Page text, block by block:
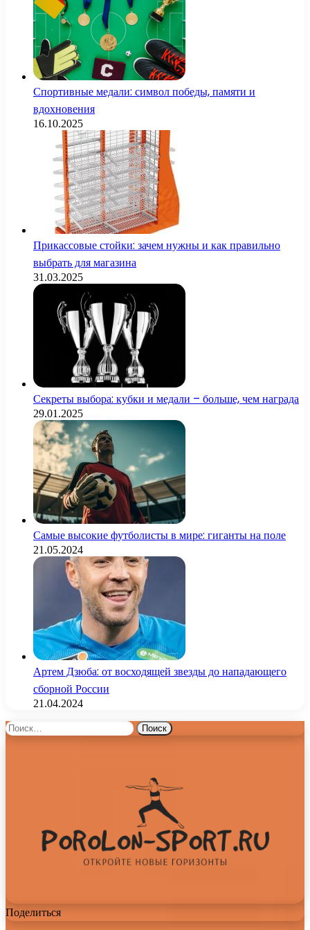
Спортивные медали: символ победы, памяти и
вдохновения
16.10.2025
Прикассовые стойки: зачем нужны и как правильно
выбрать для магазина
31.03.2025
Секреты выбора: кубки и медали – больше, чем награда
29.01.2025
Самые высокие футболисты в мире: гиганты на поле
21.05.2024
Артем Дзюба: от восходящей звезды до нападающего
сборной России
21.04.2024
Найти:
Поделиться